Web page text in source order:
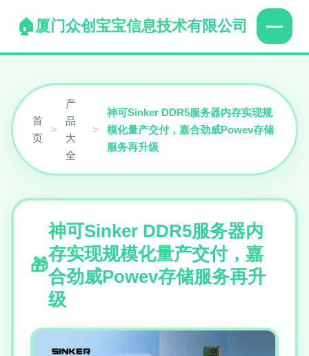
厦门众创宝宝信息技术有限公司
首
页
>
产
品
大
全
>
神可Sinker DDR5服务器内存实现规
模化量产交付，嘉合劲威Powev存储
服务再升级
神可Sinker DDR5服务器内
存实现规模化量产交付，嘉
合劲威Powev存储服务再升
级